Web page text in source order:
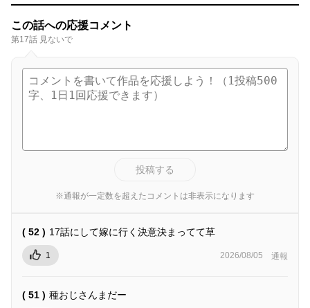
この話への応援コメント
第17話 見ないで
投稿する
※通報が一定数を超えたコメントは非表示になります
( 52 ) 17話にして嫁に行く決意決まってて草
1 2026/08/05 通報
( 51 ) 種おじさんまだー